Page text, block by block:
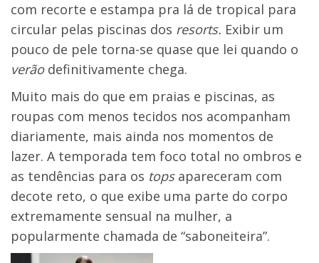
com recorte e estampa pra lá de tropical para
circular pelas piscinas dos resorts. Exibir um
pouco de pele torna-se quase que lei quando o
verãodefinitivamente chega.
Muito mais do que em praias e piscinas, as
roupas com menos tecidos nos acompanham
diariamente, mais ainda nos momentos de
lazer. A temporada tem foco total no ombros e
as tendências para os tops apareceram com
decote reto, o que exibe uma parte do corpo
extremamente sensual na mulher, a
popularmente chamada de “saboneiteira”.